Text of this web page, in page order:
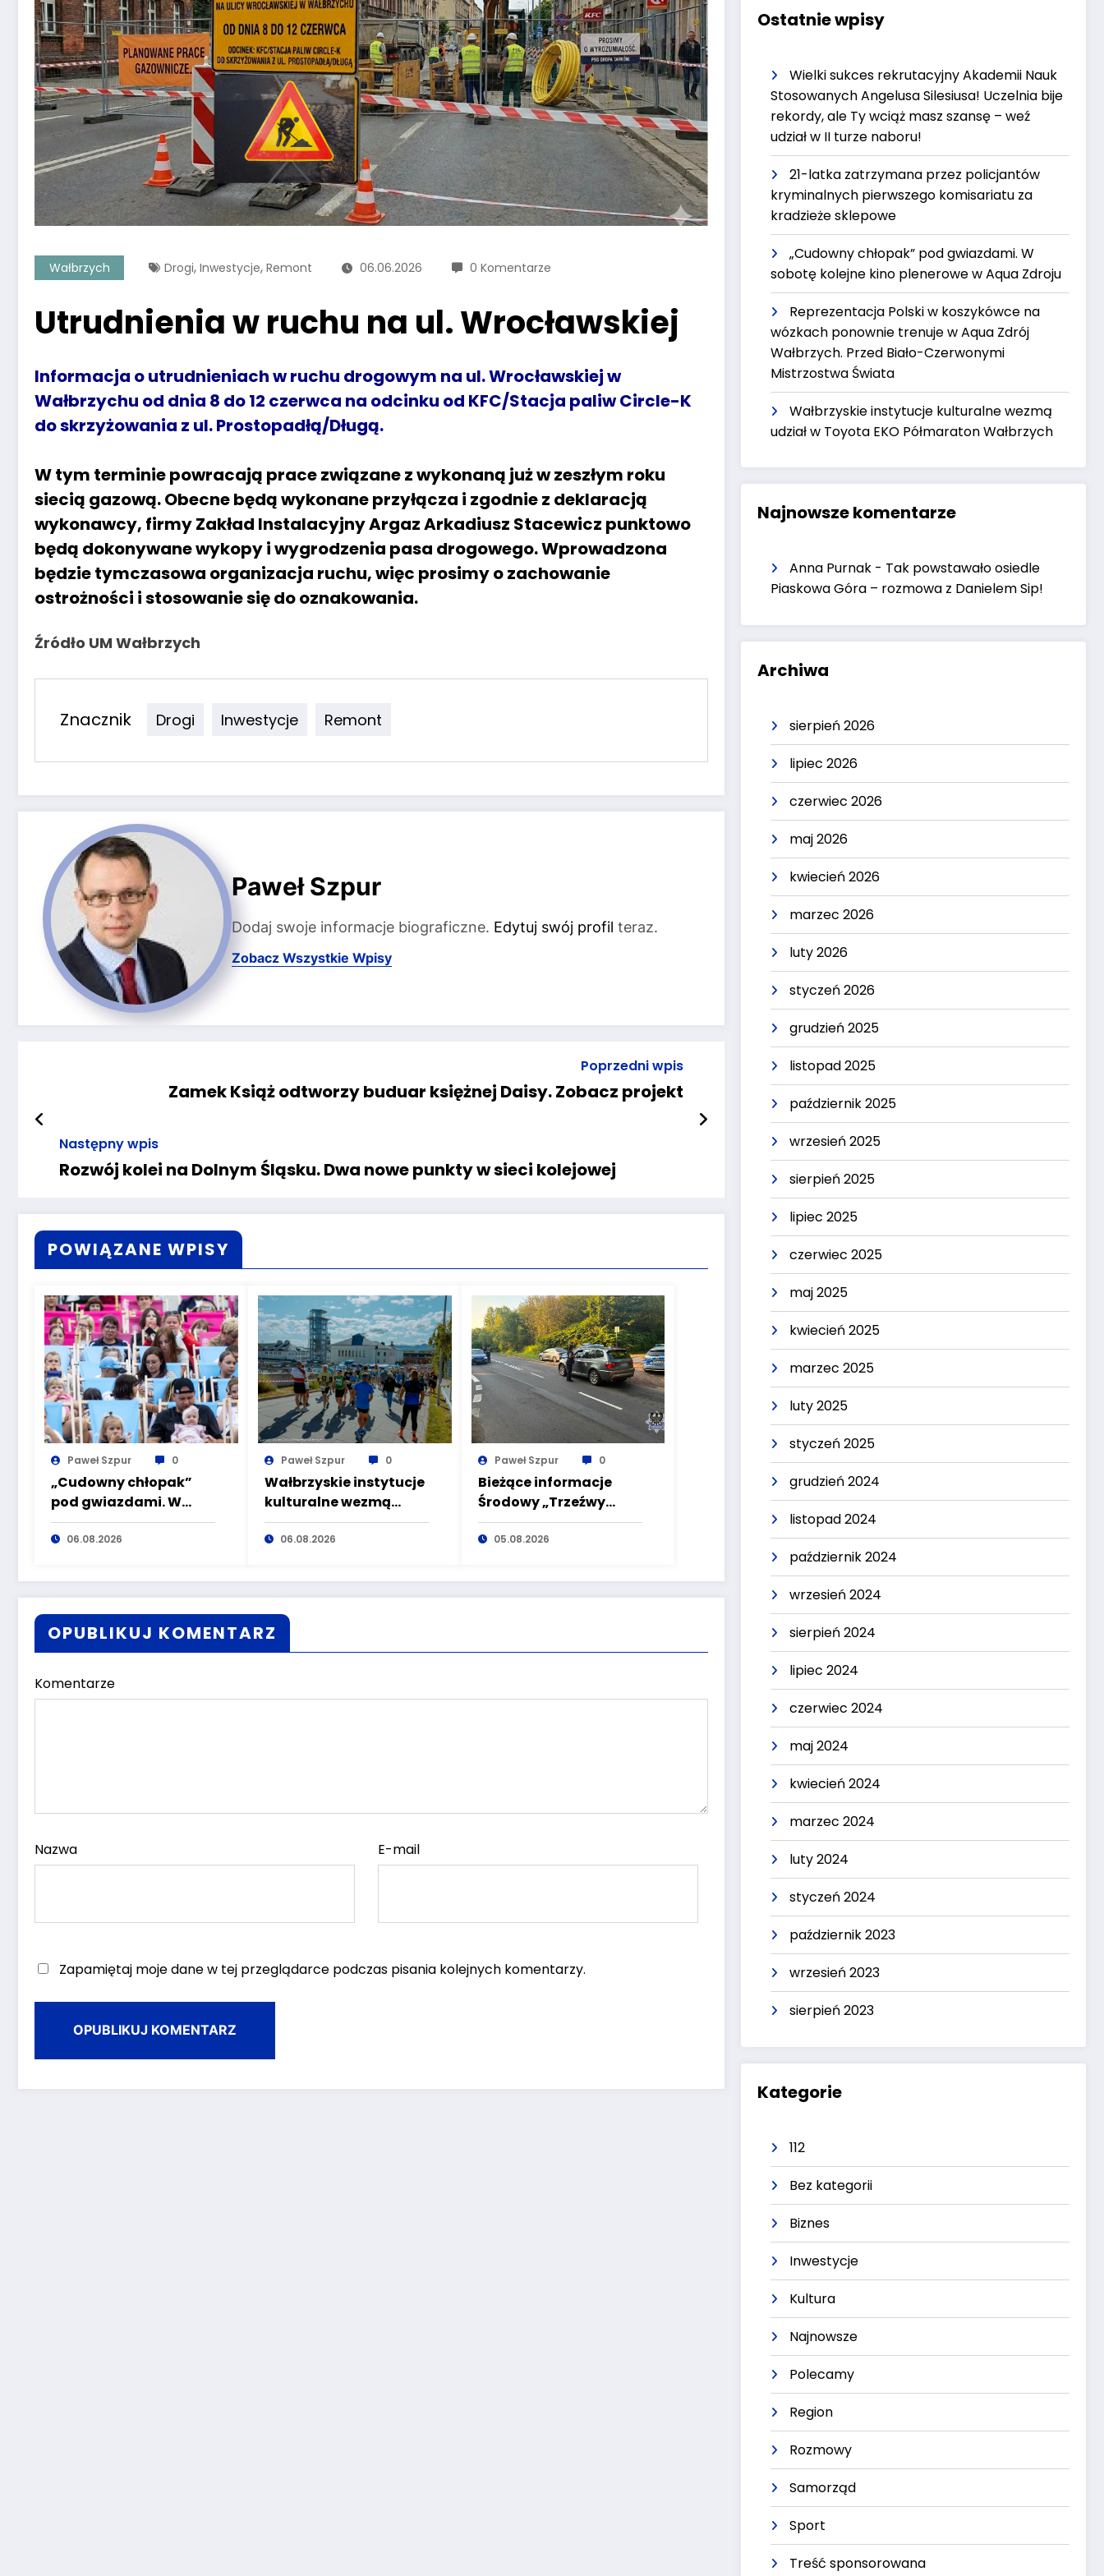
Wałbrzych Drogi, Inwestycje, Remont 06.06.2026 0 Komentarze
Utrudnienia w ruchu na ul. Wrocławskiej
Informacja o utrudnieniach w ruchu drogowym na ul. Wrocławskiej w
Wałbrzychu od dnia 8 do 12 czerwca na odcinku od KFC/Stacja paliw Circle-K
do skrzyżowania z ul. Prostopadłą/Długą.
W tym terminie powracają prace związane z wykonaną już w zeszłym roku
siecią gazową. Obecne będą wykonane przyłącza i zgodnie z deklaracją
wykonawcy, firmy Zakład Instalacyjny Argaz Arkadiusz Stacewicz punktowo
będą dokonywane wykopy i wygrodzenia pasa drogowego. Wprowadzona
będzie tymczasowa organizacja ruchu, więc prosimy o zachowanie
ostrożności i stosowanie się do oznakowania.
Źródło UM Wałbrzych
Znacznik Drogi Inwestycje Remont
Paweł Szpur
Dodaj swoje informacje biograficzne. Edytuj swój profil teraz.
Zobacz Wszystkie Wpisy
Poprzedni wpis
Zamek Książ odtworzy buduar księżnej Daisy. Zobacz projekt
Następny wpis
Rozwój kolei na Dolnym Śląsku. Dwa nowe punkty w sieci kolejowej
POWIĄZANE WPISY
Paweł Szpur 0
„Cudowny chłopak”
pod gwiazdami. W
sobotę kolejne kino
plenerowe w Aqua
06.08.2026
Paweł Szpur 0
Wałbrzyskie instytucje
kulturalne wezmą
udział w Toyota EKO
Półmaraton Wałbrzych
06.08.2026
Paweł Szpur 0
Bieżące informacje
Środowy „Trzeźwy
poranek” bez
nietrzeźwych
05.08.2026
OPUBLIKUJ KOMENTARZ
Komentarze
Nazwa E-mail
Zapamiętaj moje dane w tej przeglądarce podczas pisania kolejnych komentarzy.
Ostatnie wpisy
Wielki sukces rekrutacyjny Akademii Nauk
Stosowanych Angelusa Silesiusa! Uczelnia bije
rekordy, ale Ty wciąż masz szansę – weź
udział w II turze naboru!
21-latka zatrzymana przez policjantów
kryminalnych pierwszego komisariatu za
kradzieże sklepowe
„Cudowny chłopak” pod gwiazdami. W
sobotę kolejne kino plenerowe w Aqua Zdroju
Reprezentacja Polski w koszykówce na
wózkach ponownie trenuje w Aqua Zdrój
Wałbrzych. Przed Biało-Czerwonymi
Mistrzostwa Świata
Wałbrzyskie instytucje kulturalne wezmą
udział w Toyota EKO Półmaraton Wałbrzych
Najnowsze komentarze
Anna Purnak - Tak powstawało osiedle
Piaskowa Góra – rozmowa z Danielem Sip!
Archiwa
sierpień 2026
lipiec 2026
czerwiec 2026
maj 2026
kwiecień 2026
marzec 2026
luty 2026
styczeń 2026
grudzień 2025
listopad 2025
październik 2025
wrzesień 2025
sierpień 2025
lipiec 2025
czerwiec 2025
maj 2025
kwiecień 2025
marzec 2025
luty 2025
styczeń 2025
grudzień 2024
listopad 2024
październik 2024
wrzesień 2024
sierpień 2024
lipiec 2024
czerwiec 2024
maj 2024
kwiecień 2024
marzec 2024
luty 2024
styczeń 2024
październik 2023
wrzesień 2023
sierpień 2023
Kategorie
112
Bez kategorii
Biznes
Inwestycje
Kultura
Najnowsze
Polecamy
Region
Rozmowy
Samorząd
Sport
Treść sponsorowana